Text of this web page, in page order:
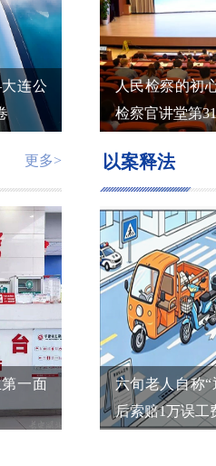
连公
更多>
一面
人民检察的初
检察官讲堂第
以案释法
六旬老人自称
后索赔1万误工